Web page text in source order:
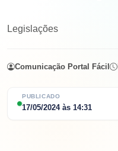
PUBLICADO
17/05/2024às 14:31
Legislações
Comunicação Portal Fácil